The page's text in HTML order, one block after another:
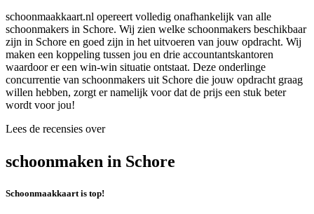
schoonmaakkaart.nl opereert volledig onafhankelijk van alle
schoonmakers in Schore. Wij zien welke schoonmakers beschikbaar
zijn in Schore en goed zijn in het uitvoeren van jouw opdracht. Wij
maken een koppeling tussen jou en drie accountantskantoren
waardoor er een win-win situatie ontstaat. Deze onderlinge
concurrentie van schoonmakers uit Schore die jouw opdracht graag
willen hebben, zorgt er namelijk voor dat de prijs een stuk beter
wordt voor jou!
Lees de recensies over
schoonmaken in Schore
Schoonmaakkaart is top!